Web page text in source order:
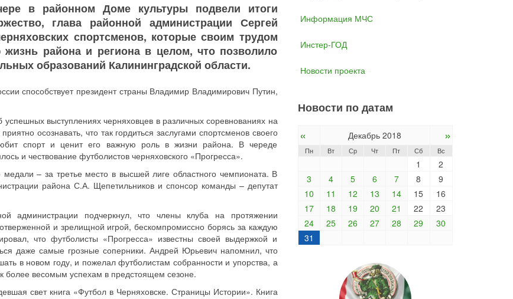
в районном Доме культуры подвели итоги
глава районной администрации Сергей
спортсменов, которые своим трудом
района и региона в целом, что позволило
образований Калининградской области.
способствует президент страны Владимир Владимирович Путин,
выступлениях черняховцев в различных соревнованиях на
осознавать, что так гордиться заслугами спортсменов своего
спорт и ценит его важную роль в жизни района. В череде
и чествование футболистов черняховского «Прогресса».
– за третье место в высшей лиге областного чемпионата. В
района С.А. Щепетильников и спонсор команды – депутат
администрации подчеркнул, что члены клуба на протяжении
и зрелищной игрой, бескомпромиссно борясь за каждую
что футболисты «Прогресса» известны своей выдержкой и
даже самые грозные соперники. Андрей Юрьевич напомнил, что
в новом году, и пожелал футболистам собранности и упорства, а
более весомым успехам в предстоящем сезоне.
свет книга «Футбол в Черняховске. Страницы Истории». Книга
Информация МЧС
Инстер-ГОД
Новости проекта
Новости по датам
« Декабрь 2018 »
Пн Вт Ср Чт Пт Сб Вс
1
2
3
4 5 6 7 8
9
10
11 12 13 14 15
16
17
18 19 20 21 22
23
24
25 26 27 28 29
30
31